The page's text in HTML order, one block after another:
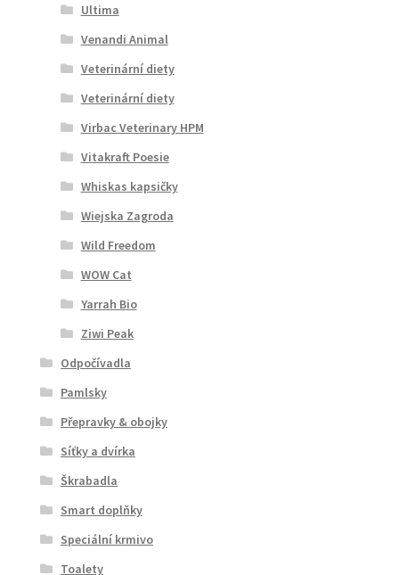
Ultima
Venandi Animal
Veterinární diety
Veterinární diety
Virbac Veterinary HPM
Vitakraft Poesie
Whiskas kapsičky
Wiejska Zagroda
Wild Freedom
WOW Cat
Yarrah Bio
Ziwi Peak
Odpočívadla
Pamlsky
Přepravky & obojky
Síťky a dvírka
Škrabadla
Smart doplňky
Speciální krmivo
Toalety